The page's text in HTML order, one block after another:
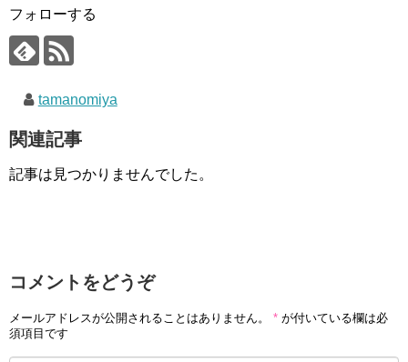
フォローする
tamanomiya
関連記事
記事は見つかりませんでした。
コメントをどうぞ
メールアドレスが公開されることはありません。 * が付いている欄は必
須項目です